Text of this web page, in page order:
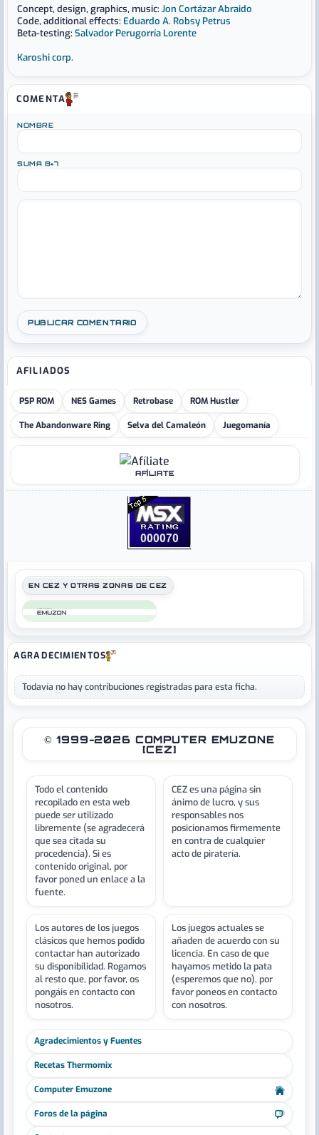
Concept, design, graphics, music: Jon Cortázar Abraido
Code, additional effects: Eduardo A. Robsy Petrus
Beta-testing: Salvador Perugorría Lorente
Karoshi corp.
COMENTA
NOMBRE
SUMA 8+7
AFILIADOS
PSP ROM NES Games Retrobase ROM Hustler
The Abandonware Ring Selva del Camaleón Juegomanía
AFÍLIATE
EN CEZ Y OTRAS ZONAS DE CEZ
AGRADECIMIENTOS
Todavía no hay contribuciones registradas para esta ficha.
© 1999-2026 COMPUTER EMUZONE
[CEZ]
Todo el contenido
recopilado en esta web
puede ser utilizado
libremente (se agradecerá
que sea citada su
procedencia). Si es
contenido original, por
favor poned un enlace a la
fuente.
CEZ es una página sin
ánimo de lucro, y sus
responsables nos
posicionamos firmemente
en contra de cualquier
acto de piratería.
Los autores de los juegos
clásicos que hemos podido
contactar han autorizado
su disponibilidad. Rogamos
al resto que, por favor, os
pongáis en contacto con
nosotros.
Los juegos actuales se
añaden de acuerdo con su
licencia. En caso de que
hayamos metido la pata
(esperemos que no), por
favor poneos en contacto
con nosotros.
Agradecimientos y Fuentes
Recetas Thermomix
Computer Emuzone
Foros de la página